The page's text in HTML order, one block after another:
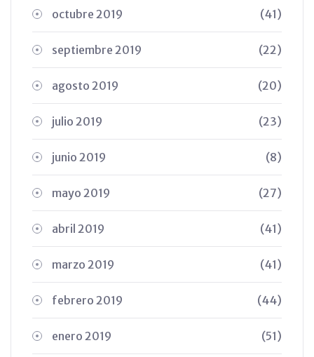
octubre 2019 (41)
septiembre 2019 (22)
agosto 2019 (20)
julio 2019 (23)
junio 2019 (8)
mayo 2019 (27)
abril 2019 (41)
marzo 2019 (41)
febrero 2019 (44)
enero 2019 (51)